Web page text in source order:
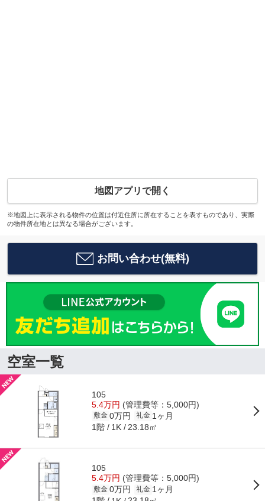
地図アプリで開く
※地図上に表示される物件の位置は付近住所に所在することを表すものであり、実際
の物件所在地とは異なる場合がございます。
お問い合わせ(無料)
空室一覧
105
5.4万円 (管理費等：5,000円)
敷金 0万円 礼金 1ヶ月
1階 1K 23.18㎡
105
5.4万円 (管理費等：5,000円)
敷金 0万円 礼金 1ヶ月